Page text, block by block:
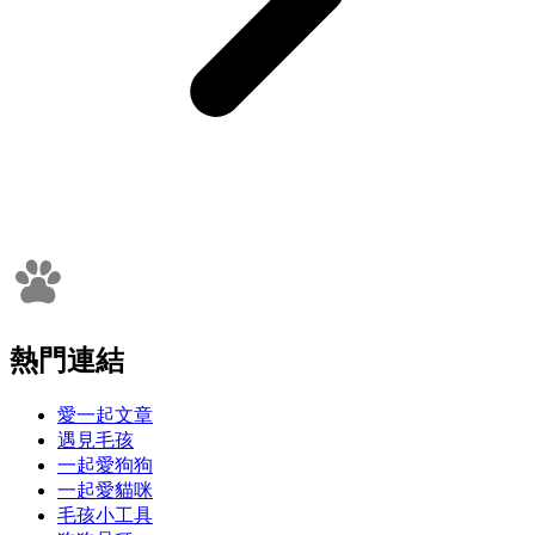
熱門連結
愛一起文章
遇見毛孩
一起愛狗狗
一起愛貓咪
毛孩小工具